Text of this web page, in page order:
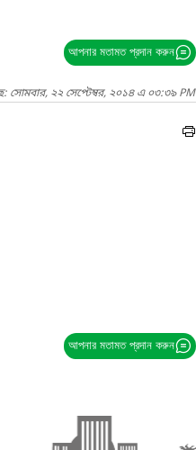
আপনার মতামত প্রদান করুন
সোমবার, ২২ সেপ্টেম্বর, ২০১৪ এ ০৩:৩৯ PM
আপনার মতামত প্রদান করুন